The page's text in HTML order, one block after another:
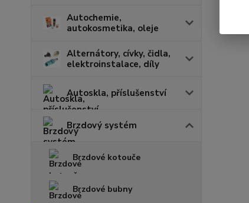
Autochemie,
autokosmetika, oleje
Alternátory, cívky, čidla,
elektroinstalace, díly
Autoskla, příslušenství
Brzdový systém
Brzdové kotouče
Brzdové bubny